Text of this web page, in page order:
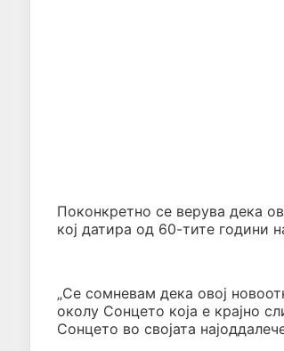
Поконкретно се верува дека
кој датира од 60-тите години
„Се сомневам дека овој
околу Сонцето која е крајно
Сонцето во својата